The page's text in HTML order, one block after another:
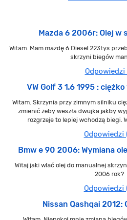
Mazda 6 2006r: Olej w
Witam. Mam mazdę 6 Diesel 223tys
skrzyni biegów
Odpowiedzi
VW Golf 3 1.6 1995 :
Witam. Skrzynia przy zimnym silniku
zmienić żeby weszła dwujka jakby
rozgrzeje to lepiej wchodzą biegi.
Odpowiedzi
Bmw e 90 2006: Wymiana
Witaj jaki wlać olej do manualnej
2006 rok?
Odpowiedzi
Nissan Qashqai